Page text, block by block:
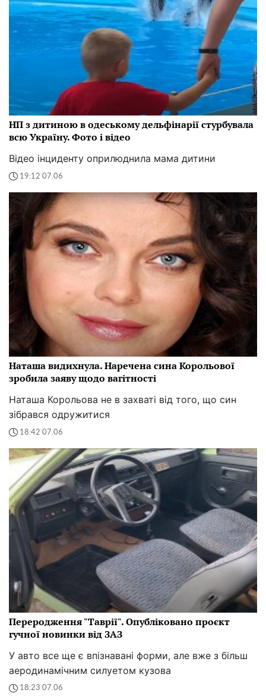
НП з дитиною в одеському дельфінарії стурбувала
всю Україну. Фото і відео
Відео інциденту оприлюднила мама дитини
19:12 07.06
Наташа видихнула. Наречена сина Корольової
зробила заяву щодо вагітності
Наташа Корольова не в захваті від того, що син
зібрався одружитися
18:42 07.06
Переродження "Таврії". Опубліковано проєкт
гучної новинки від ЗАЗ
У авто все ще є впізнавані форми, але вже з більш
аеродинамічним силуетом кузова
18:23 07.06